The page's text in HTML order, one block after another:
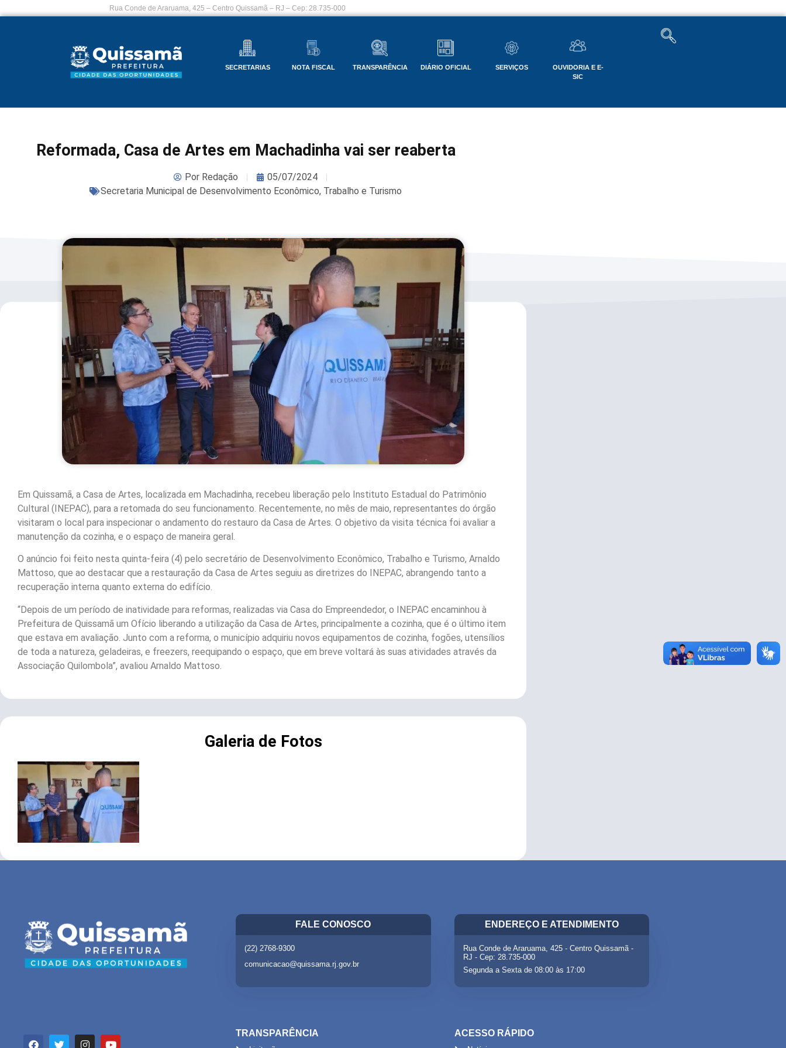
Rua Conde de Araruama, 425 – Centro Quissamã – RJ – Cep: 28.735-000
SECRETARIAS NOTA FISCAL TRANSPARÊNCIA DIÁRIO OFICIAL SERVIÇOS
OUVIDORIA E E-
SIC
Reformada, Casa de Artes em Machadinha vai ser reaberta
PorRedação
05/07/2024
Secretaria Municipal de Desenvolvimento Econômico, Trabalho e Turismo
Em Quissamã, a Casa de Artes, localizada em Machadinha, recebeu liberação pelo Instituto Estadual do Patrimônio
Cultural (INEPAC), para a retomada do seu funcionamento. Recentemente, no mês de maio, representantes do órgão
visitaram o local para inspecionar o andamento do restauro da Casa de Artes. O objetivo da visita técnica foi avaliar a
manutenção da cozinha, e o espaço de maneira geral.
O anúncio foi feito nesta quinta-feira (4) pelo secretário de Desenvolvimento Econômico, Trabalho e Turismo, Arnaldo
Mattoso, que ao destacar que a restauração da Casa de Artes seguiu as diretrizes do INEPAC, abrangendo tanto a
recuperação interna quanto externa do edifício.
“Depois de um período de inatividade para reformas, realizadas via Casa do Empreendedor, o INEPAC encaminhou à
Prefeitura de Quissamã um Ofício liberando a utilização da Casa de Artes, principalmente a cozinha, que é o último item
que estava em avaliação. Junto com a reforma, o município adquiriu novos equipamentos de cozinha, fogões, utensílios
de toda a natureza, geladeiras, e freezers, reequipando o espaço, que em breve voltará às suas atividades através da
Associação Quilombola”, avaliou Arnaldo Mattoso.
Galeria de Fotos
FALE CONOSCO
(22) 2768-9300
comunicacao@quissama.rj.gov.br
ENDEREÇO E ATENDIMENTO
Rua Conde de Araruama, 425 - Centro Quissamã -
RJ - Cep: 28.735-000
Segunda a Sexta de 08:00 às 17:00
TRANSPARÊNCIA ACESSO RÁPIDO